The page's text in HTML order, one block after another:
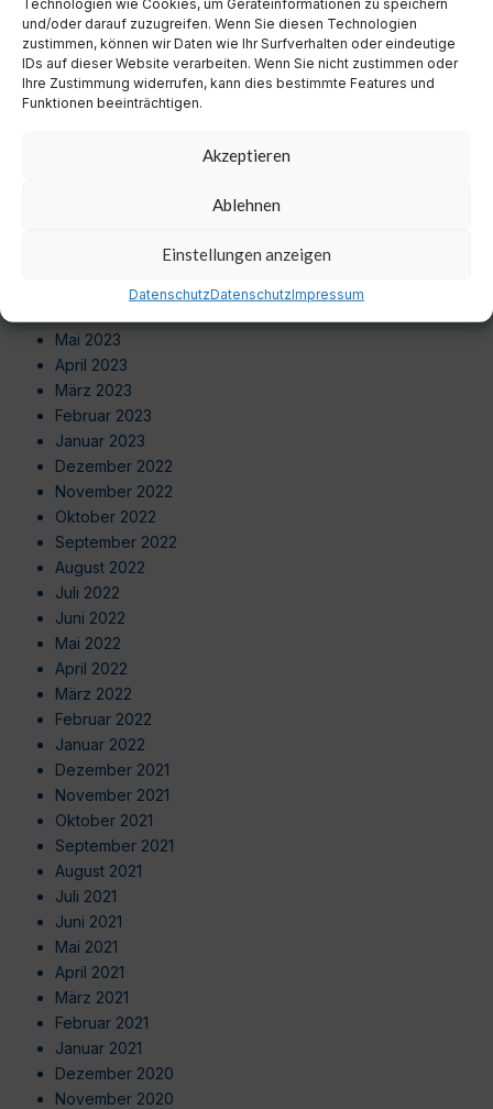
und/oder darauf zuzugreifen. Wenn Sie diesen Technologien
zustimmen, können wir Daten wie Ihr Surfverhalten oder eindeutige
IDs auf dieser Website verarbeiten. Wenn Sie nicht zustimmen oder
Ihre Zustimmung widerrufen, kann dies bestimmte Features und
Funktionen beeinträchtigen.
Akzeptieren
Ablehnen
Einstellungen anzeigen
DatenschutzDatenschutzImpressum
Juni 2024
Mai 2024
April 2024
März 2024
Februar 2024
Mai 2023
April 2023
März 2023
Februar 2023
Januar 2023
Dezember 2022
November 2022
Oktober 2022
September 2022
August 2022
Juli 2022
Juni 2022
Mai 2022
April 2022
März 2022
Februar 2022
Januar 2022
Dezember 2021
November 2021
Oktober 2021
September 2021
August 2021
Juli 2021
Juni 2021
Mai 2021
April 2021
März 2021
Februar 2021
Januar 2021
Dezember 2020
November 2020